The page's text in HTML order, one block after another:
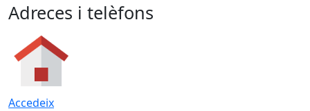
Adreces i telèfons
Accedeix